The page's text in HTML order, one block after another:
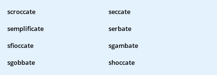
scroccate
seccate
semplificate
serbate
sfioccate
sgambate
sgobbate
shoccate